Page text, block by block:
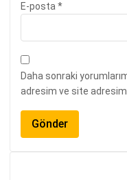
E-posta *
Daha sonraki
adresim ve site adresim